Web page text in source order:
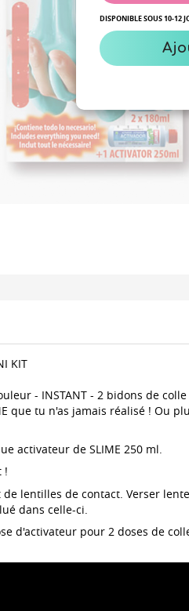
DISPONIBLE SOUS 10-12
KIT
- INSTANT - 2 bidons de colle
que tu n'as jamais réalisé ! Ou
activateur de SLIME 250 ml.
!
de lentilles de contact. Verser
dans celle-ci.
d'activateur pour 2 doses de